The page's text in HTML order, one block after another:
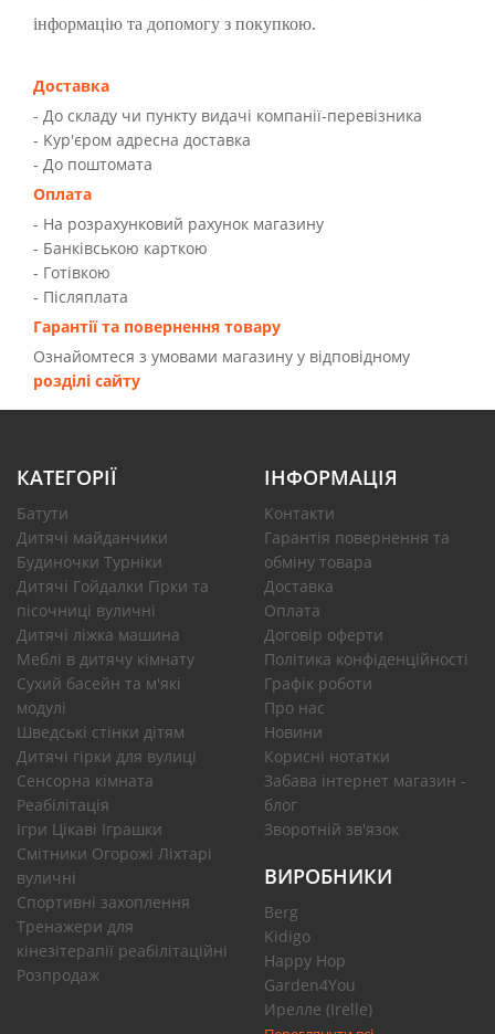
інформацію та допомогу з покупкою.
Доставка
- До складу чи пункту видачі компанії-перевізника
- Kур'єром адресна доставка
- До поштомата
Оплата
- На розрахунковий рахунок магазину
- Банківською карткою
- Готівкою
- Післяплата
Гарантії та повернення товару
Ознайомтеся з умовами магазину у відповідному
розділі сайту
КАТЕГОРІЇ
Батути
Дитячі майданчики
Будиночки Турніки
Дитячі Гойдалки Гірки та
пісочниці вуличні
Дитячі ліжка машина
Меблі в дитячу кімнату
Сухий басейн та м'які
модулі
Шведські стінки дітям
Дитячі гірки для вулиці
Сенсорна кімната
Реабілітація
Ігри Цікаві Іграшки
Смітники Огорожі Ліхтарі
вуличні
Спортивні захоплення
Тренажери для
кінезітерапії реабілітаційні
Розпродаж
ІНФОРМАЦІЯ
Контакти
Гарантія повернення та
обміну товара
Доставка
Оплата
Договір оферти
Політика конфіденційності
Графік роботи
Про нас
Новини
Корисні нотатки
Забава інтернет магазин -
блог
Зворотній зв'язок
ВИРОБНИКИ
Berg
Kidigo
Happy Hop
Garden4You
Ирелле (Irelle)